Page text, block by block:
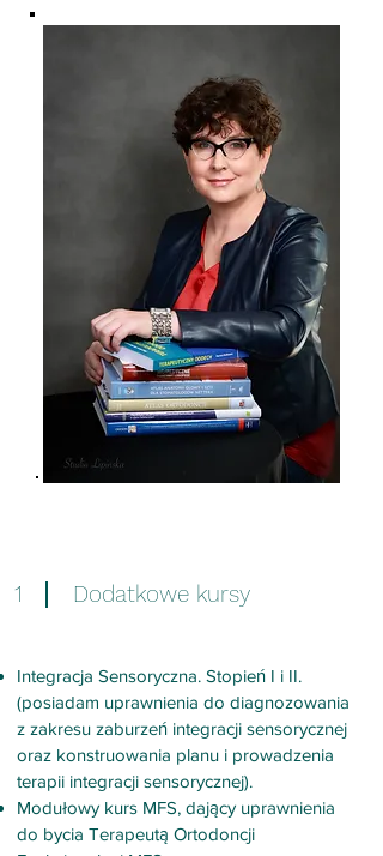
1 Dodatkowe kursy
Integracja Sensoryczna. Stopień I i II.
(posiadam uprawnienia do diagnozowania
z zakresu zaburzeń integracji sensorycznej
oraz konstruowania planu i prowadzenia
terapii integracji sensorycznej).
Modułowy kurs MFS, dający uprawnienia
do bycia Terapeutą Ortodoncji